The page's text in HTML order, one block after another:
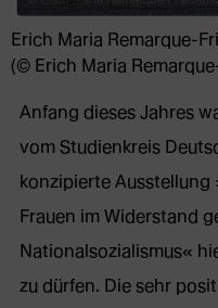
Erich Maria Remarque-
(© Erich Maria
Anfang dieses Jahres
vom Studienkreis
konzipierte
Frauen im Widerstand
Nationalsozialismus«
zu dürfen. Die sehr